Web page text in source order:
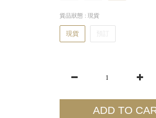
貨品狀態 : 現貨
現貨
ADD TO